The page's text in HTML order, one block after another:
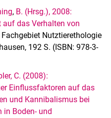
, B. (Hrsg.), 2008:
das Verhalten von
Fachgebiet Nutztierethologie
192 S. (ISBN: 978-3-
C. (2008):
Einflussfaktoren auf das
und Kannibalismus bei
in Boden- und